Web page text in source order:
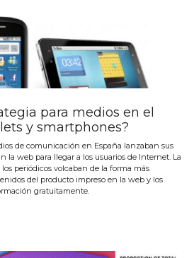
para medios en el
y smartphones?
de comunicación en España lanzaban sus
la web para llegar a los usuarios de Internet. La
periódicos volcaban de la forma más
del producto impreso en la web y los
gratuitamente.